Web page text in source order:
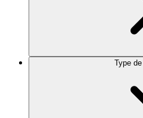
Type